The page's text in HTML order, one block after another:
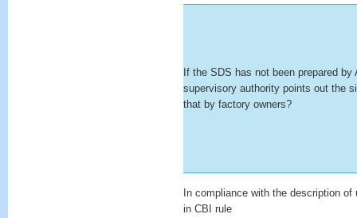
If the SDS has not been prepared by
supervisory authority points out the
that by factory owners?
In compliance with the description
in CBI rule